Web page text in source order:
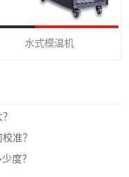
水式模温机
准？
度？